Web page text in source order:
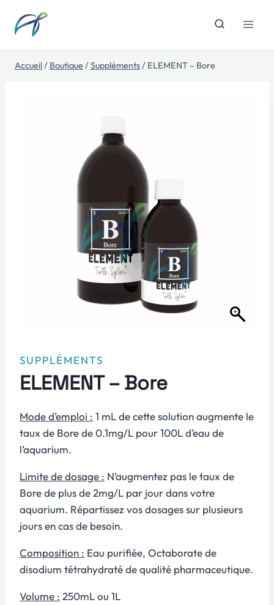
contenu
Accueil/ Boutique/Suppléments/ ELEMENT – Bore
SUPPLÉMENTS
ELEMENT – Bore
Mode d’emploi : 1 mL de cette solution augmente le
taux de Bore de 0.1mg/L pour 100L d’eau de
l’aquarium.
Limite de dosage : N’augmentez pas le taux de
Bore de plus de 2mg/L par jour dans votre
aquarium. Répartissez vos dosages sur plusieurs
jours en cas de besoin.
Composition : Eau purifiée, Octaborate de
disodium tétrahydraté de qualité pharmaceutique.
Volume : 250mL ou 1L